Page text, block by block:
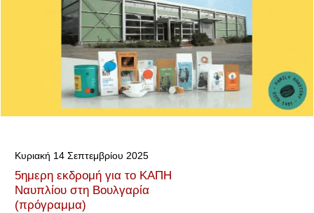
Κυριακή 14 Σεπτεμβρίου 2025
5ημερη εκδρομή για το ΚΑΠΗ
Ναυπλίου στη Βουλγαρία
(πρόγραμμα)